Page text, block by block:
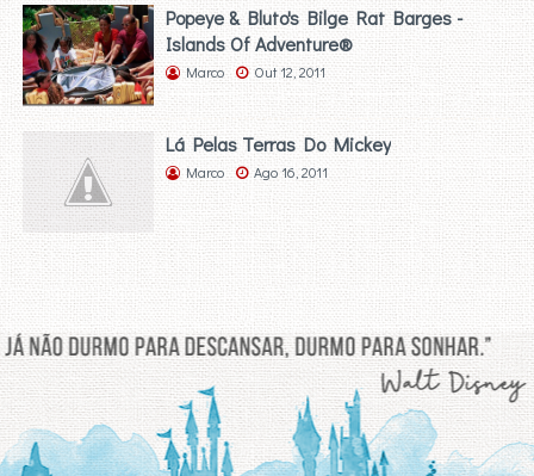
Popeye & Bluto's Bilge Rat Barges -
Islands Of Adventure®
Marco Out 12, 2011
Lá Pelas Terras Do Mickey
Marco Ago 16, 2011